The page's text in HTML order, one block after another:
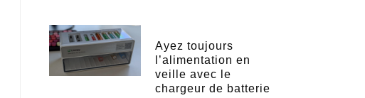
Ayez toujours
l’alimentation en
veille avec le
chargeur de batterie